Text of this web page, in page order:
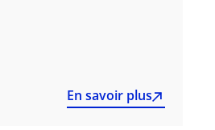
En savoir plus